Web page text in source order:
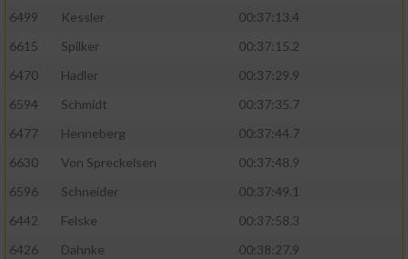
6499
Kessler
00:37:13.4
6615
Spilker
00:37:15.2
6470
Hadler
00:37:29.9
6594
Schmidt
00:37:35.7
6477
Henneberg
00:37:44.7
6630
Von Spreckelsen
00:37:48.9
6596
Schneider
00:37:49.1
6442
Felske
00:37:58.3
6426
Dahnke
00:38:27.9